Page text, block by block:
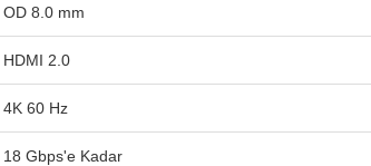
OD 8.0 mm
HDMI 2.0
4K 60 Hz
18 Gbps'e Kadar